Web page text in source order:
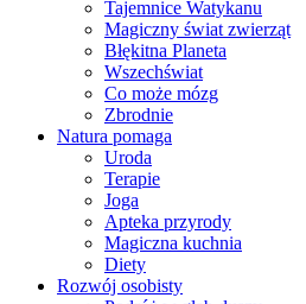
Tajemnice Watykanu
Magiczny świat zwierząt
Błękitna Planeta
Wszechświat
Co może mózg
Zbrodnie
Natura pomaga
Uroda
Terapie
Joga
Apteka przyrody
Magiczna kuchnia
Diety
Rozwój osobisty